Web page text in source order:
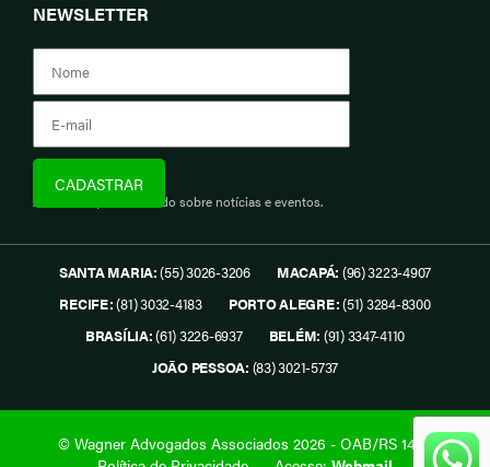
NEWSLETTER
Assine e fique informado sobre notícias e eventos.
SANTA MARIA:(55) 3026-3206 MACAPÁ: (96) 3223-4907
RECIFE:(81) 3032-4183 PORTO ALEGRE:(51) 3284-8300
BRASÍLIA:(61) 3226-6937 BELÉM: (91) 3347-4110
JOÃO PESSOA: (83) 3021-5737
© Wagner Advogados Associados 2026 - OAB/RS 1419.